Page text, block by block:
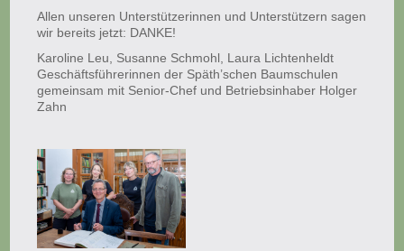
Allen unseren Unterstützerinnen und Unterstützern sagen
wir bereits jetzt: DANKE!
Karoline Leu, Susanne Schmohl, Laura Lichtenheldt
Geschäftsführerinnen der Späth’schen Baumschulen
gemeinsam mit Senior-Chef und Betriebsinhaber Holger
Zahn